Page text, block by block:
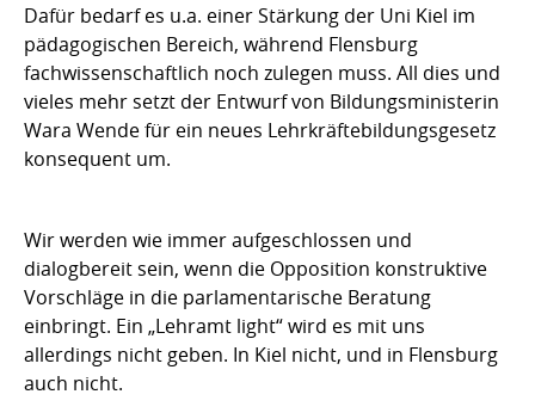
Dafür bedarf es u.a. einer Stärkung der Uni Kiel im
pädagogischen Bereich, während Flensburg
fachwissenschaftlich noch zulegen muss. All dies und
vieles mehr setzt der Entwurf von Bildungsministerin
Wara Wende für ein neues Lehrkräftebildungsgesetz
konsequent um.
Wir werden wie immer aufgeschlossen und
dialogbereit sein, wenn die Opposition konstruktive
Vorschläge in die parlamentarische Beratung
einbringt. Ein „Lehramt light“ wird es mit uns
allerdings nicht geben. In Kiel nicht, und in Flensburg
auch nicht.